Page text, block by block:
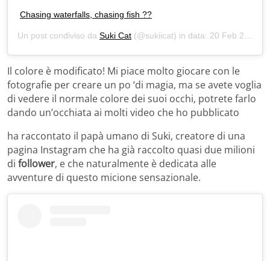
Chasing waterfalls, chasing fish ??
Un post condiviso da Suki Cat (@sukiicat) in data: 20 Feb 2020 alle ore 9:29 PST
Il colore è modificato! Mi piace molto giocare con le
fotografie per creare un po ‘di magia, ma se avete voglia
di vedere il normale colore dei suoi occhi, potrete farlo
dando un’occhiata ai molti video che ho pubblicato
ha raccontato il papà umano di Suki, creatore di una
pagina Instagram che ha già raccolto quasi due milioni
di follower, e che naturalmente è dedicata alle
avventure di questo micione sensazionale.